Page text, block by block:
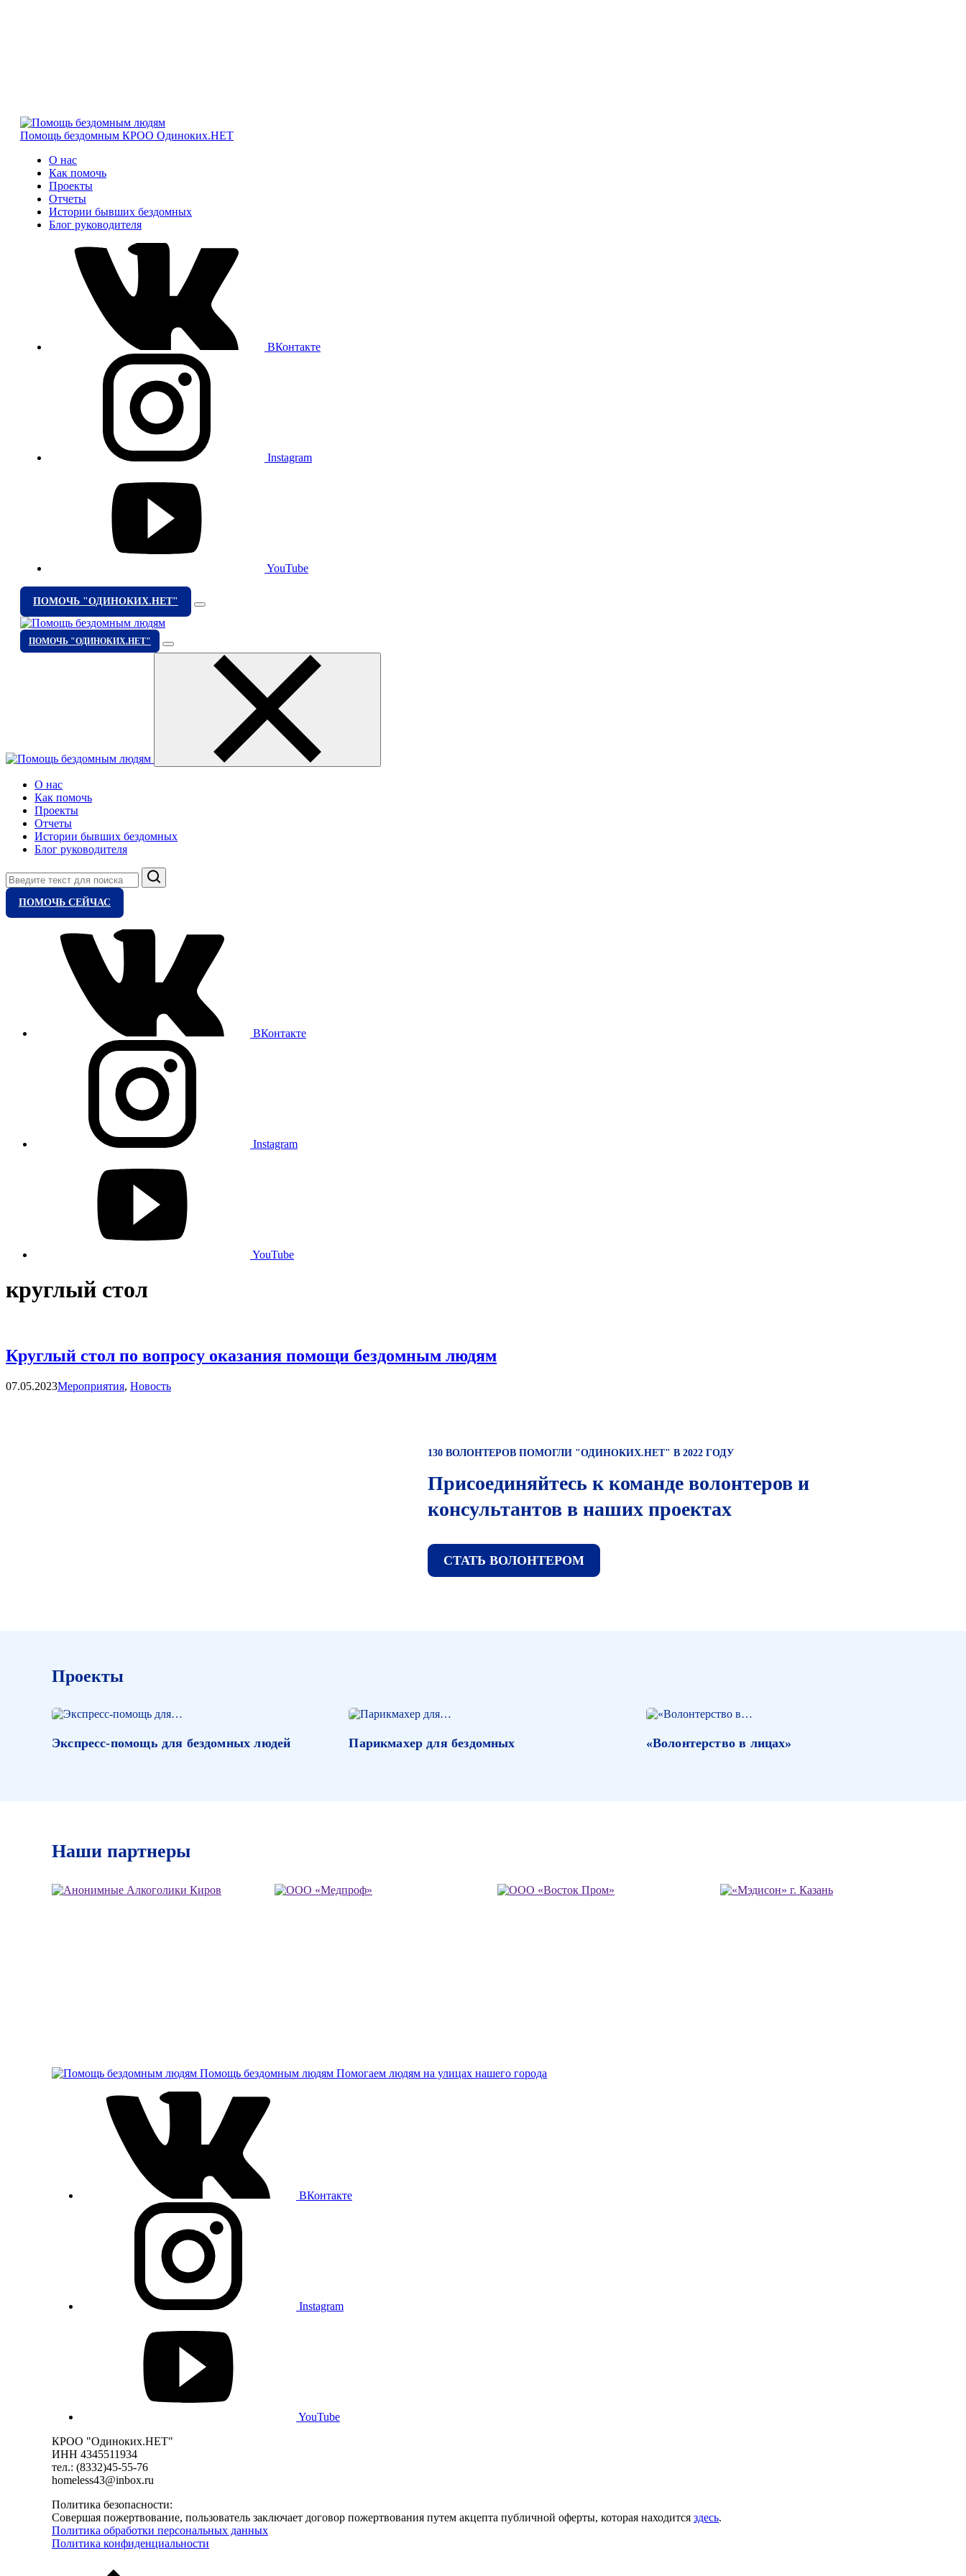
Помощь бездомным КРОО Одиноких.НЕТ
О нас
Как помочь
Проекты
Отчеты
Истории бывших бездомных
Блог руководителя
ВКонтакте
Instagram
YouTube
ПОМОЧЬ "ОДИНОКИХ.НЕТ"
ПОМОЧЬ "ОДИНОКИХ.НЕТ"
О нас
Как помочь
Проекты
Отчеты
Истории бывших бездомных
Блог руководителя
Поиск
ПОМОЧЬ СЕЙЧАС
ВКонтакте
Instagram
YouTube
круглый стол
Круглый стол по вопросу оказания помощи бездомным людям
07.05.2023Категории
Мероприятия, Новость
130 ВОЛОНТЕРОВ ПОМОГЛИ "ОДИНОКИХ.НЕТ" В 2022 ГОДУ
Присоединяйтесь к команде волонтеров и
консультантов в наших проектах
СТАТЬ ВОЛОНТЕРОМ
Проекты
Экспресс-помощь для бездомных людей Парикмахер для бездомных «Волонтерство в лицах»
Наши партнеры
Помощь бездомным людям Помогаем людям на улицах нашего города
ВКонтакте
Instagram
YouTube
КРОО "Одиноких.НЕТ"
ИНН 4345511934
тел.: (8332)45-55-76
homeless43@inbox.ru
Политика безопасности:
Совершая пожертвование, пользователь заключает договор пожертвования путем акцепта публичной оферты, которая находится здесь.
Политика обработки персональных данных
Политика конфиденциальности